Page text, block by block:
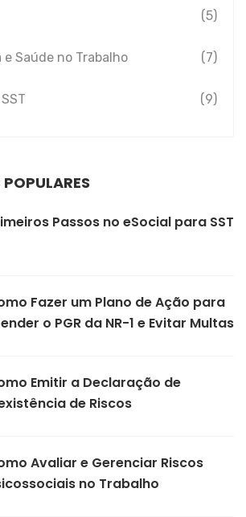
(5)
Saúde no Trabalho (7)
(9)
Passos no eSocial para SST
Fazer um Plano de Ação para
o PGR da NR-1 e Evitar Multas
Emitir a Declaração de
de Riscos
Avaliar e Gerenciar Riscos
no Trabalho